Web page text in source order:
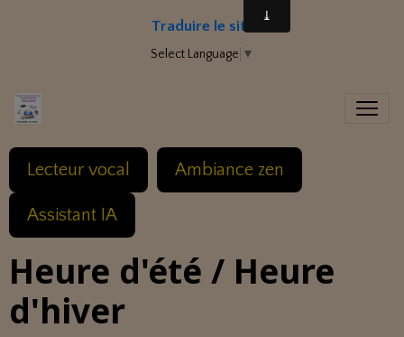
Traduire le site
Select Language ▼
Lecteur vocal Ambiance zen
Assistant IA
Heure d'été / Heure
d'hiver